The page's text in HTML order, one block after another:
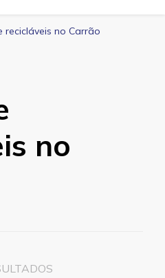
recicláveis no Carrão
no